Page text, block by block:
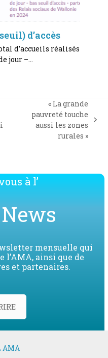
d’accès
d’accueils réalisés
jour –…
next
« La grande
pauvreté touche
aussi les zones
rurales »
à l’
mensuelle qui
l’AMA, ainsi que de
et partenaires.
AMA